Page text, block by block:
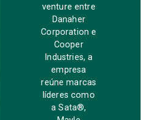
venture entre
Danaher
Corporation e
Cooper
Industries, a
empresa
reúne marcas
líderes como
a Sata®,